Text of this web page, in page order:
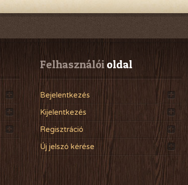
Felhasználói oldal
Bejelentkezés
Kijelentkezés
Regisztráció
Új jelszó kérése